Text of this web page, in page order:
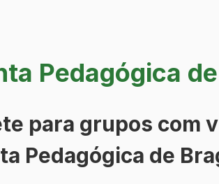
Pedagógica
para grupos com
Pedagógica de